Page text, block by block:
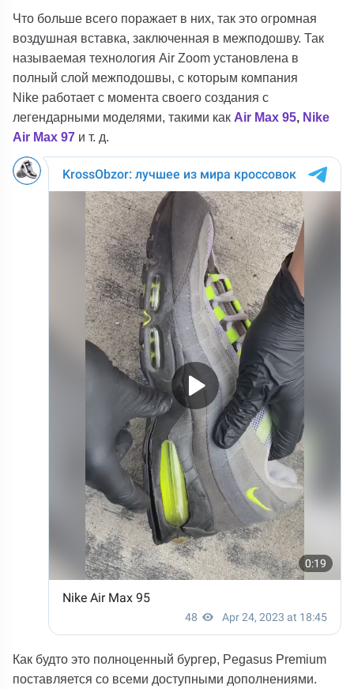
Что больше всего поражает в них, так это огромная
воздушная вставка, заключенная в межподошву. Так
называемая технология Air Zoom установлена в
полный слой межподошвы, с которым компания
Nike работает с момента своего создания с
легендарными моделями, такими как Air Max 95, Nike
Air Max 97 и т. д.
Как будто это полноценный бургер, Pegasus Premium
поставляется со всеми доступными дополнениями.